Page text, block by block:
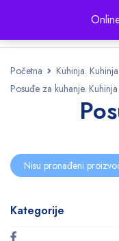
Početna Kuhinja. Kuhinja
Posuđe za kuhanje. Kuhinja
Kategorije
Nisu pronađeni